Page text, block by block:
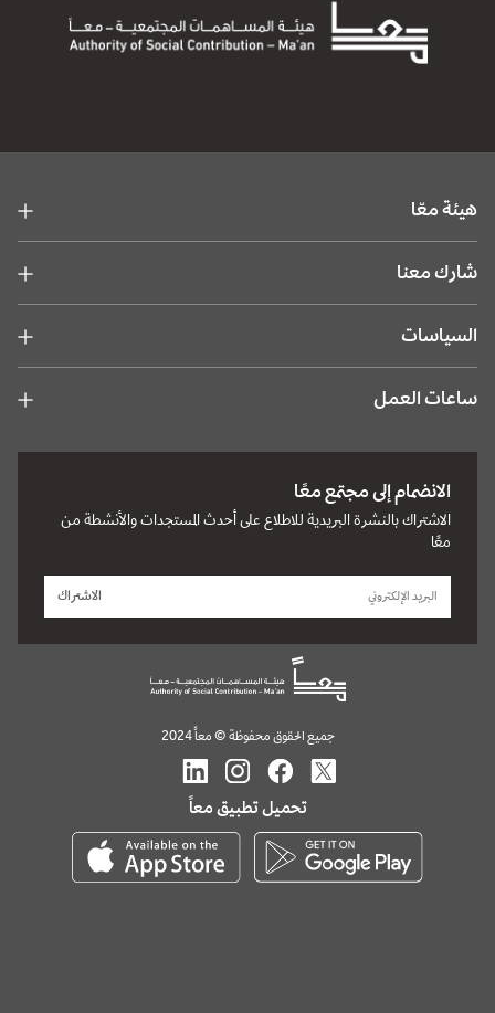
هيئة معّا
شارك معنا
السياسات
ساعات العمل
الانضمام إلى مجتمع معًا
الاشتراك بالنشرة البريدية للاطلاع على أحدث المستجدات والأنشطة من
معًا
الاشتراك
جميع الحقوق محفوظة © معاً 2024
تحميل تطبيق معاً